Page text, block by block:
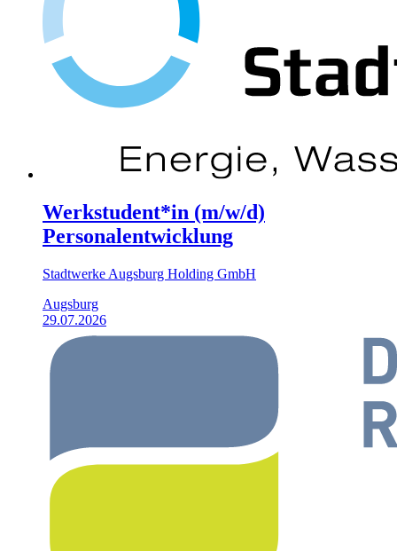
Werkstudent*in (m/w/d)
Personalentwicklung
Stadtwerke Augsburg Holding GmbH
Augsburg
29.07.2026